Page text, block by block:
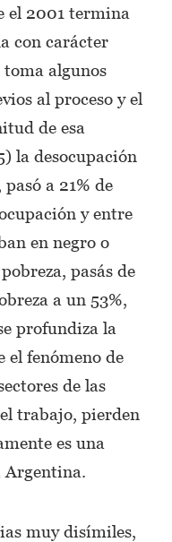
el 2001 termina
con carácter
algunos
al proceso y el
de esa
la desocupación
a 21% de
y entre
en negro o
pasás de
a un 53%,
profundiza la
el fenómeno de
de las
trabajo, pierden
es una
muy disímiles,